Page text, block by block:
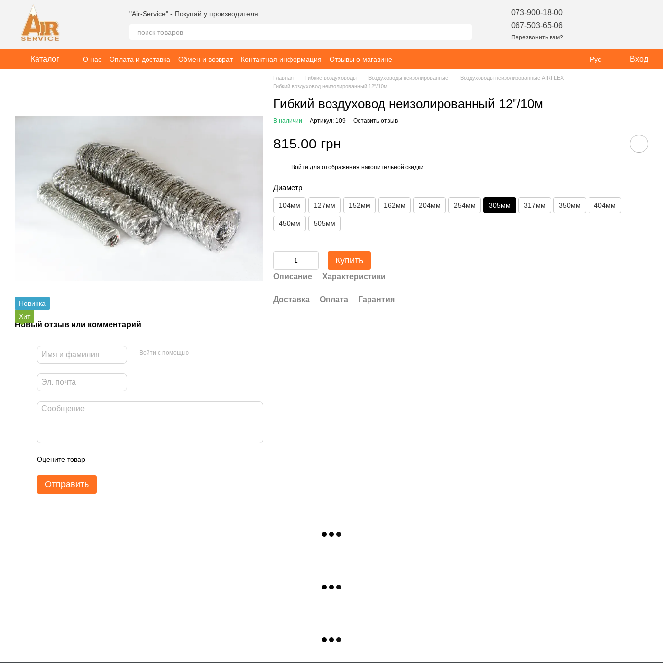
Перейти к основному контенту
"Air-Service" - Покупай у производителя
073-900-18-00
067-503-65-06
Перезвонить вам?
Каталог О нас Оплата и доставка Обмен и возврат Контактная информация Отзывы о магазине Рус Вход
Новинка
Хит
Новый отзыв или комментарий
Войти с помощью
Оцените товар
Отправить
Главная Гибкие воздуховоды Воздуховоды неизолированные
Воздуховоды неизолированные AIRFLEX
Гибкий воздуховод неизолированный 12"/10м
Гибкий воздуховод неизолированный 12"/10м
В наличии Артикул: 109 Оставить отзыв
815.00 грн
Войти для отображения накопительной скидки
Диаметр
104мм 127мм 152мм 162мм 204мм 254мм 305мм 317мм 350мм 404мм
450мм 505мм
Купить
Описание Характеристики
Доставка Оплата Гарантия